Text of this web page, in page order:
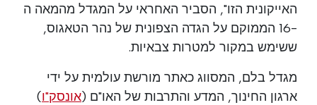
האייקונית הזו", הסביר האחראי על המגדל מהמאה ה
-16 הממוקם על הגדה הצפונית של נהר הטאגוס,
ששימש במקור למטרות צבאיות.
מגדל בלם, המסווג כאתר מורשת עולמית על ידי
ארגון החינוך, המדע והתרבות של האו"ם (אונסק"ו)